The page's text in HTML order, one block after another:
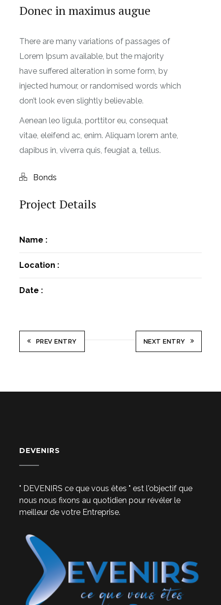
Donec in maximus augue
There are many variations of passages of
Lorem Ipsum available, but the majority
have suffered alteration in some form, by
injected humour, or randomised words which
don’t look even slightly believable.
Aenean leo ligula, porttitor eu, consequat
vitae, eleifend ac, enim. Aliquam lorem ante,
dapibus in, viverra quis, feugiat a, tellus.
Bonds
Project Details
Name :
Location :
Date :
PREV ENTRY NEXT ENTRY
DEVENIRS
" DEVENIRS ce que vous êtes " est l'objectif que
nous nous fixons au quotidien pour révéler le
meilleur de votre Entreprise.